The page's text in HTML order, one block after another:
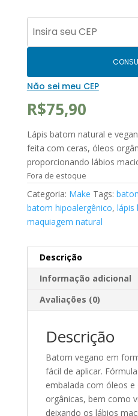
Não sei meu CEP
R$75,90
Lápis batom natural e
feita com ceras, óleos
proporcionando lábios
Fora de estoque
Categoria: Make Tags:
batom hipoalergênico, lápis
maquiagem natural
Descrição
Informação adicional
Avaliações (0)
Descrição
Batom vegano em
fácil de aplicar.
embalada com óleos e
orgânicas, bem como
deixando os lábios